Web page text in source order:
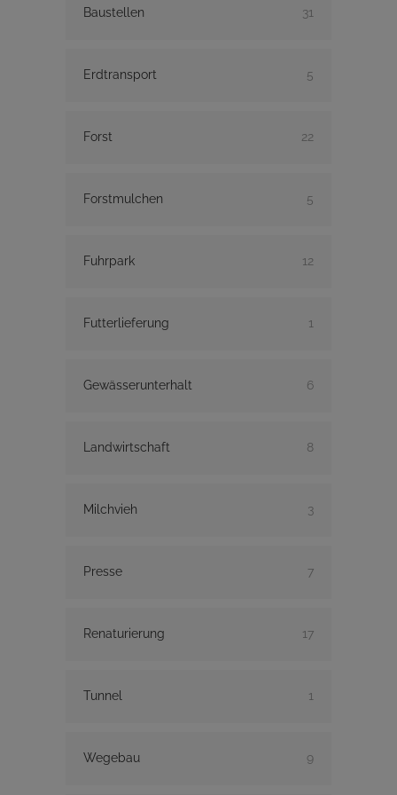
Baustellen 31
Erdtransport 5
Forst 22
Forstmulchen 5
Fuhrpark 12
Futterlieferung 1
Gewässerunterhalt 6
Landwirtschaft 8
Milchvieh 3
Presse 7
Renaturierung 17
Tunnel 1
Wegebau 9